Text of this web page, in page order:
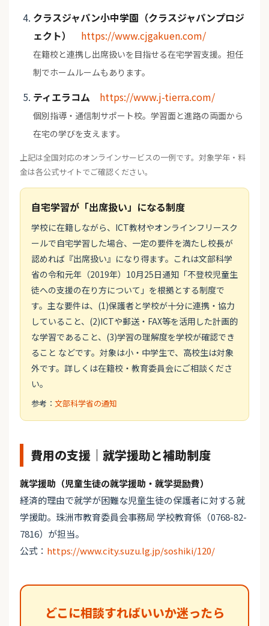
クラスジャパン小中学園（クラスジャパンプロジ
ェクト）
https://www.cjgakuen.com/
在籍校と連携し出席扱いを目指せる在宅学習支援。担任
制でホームルームもあります。
ティエラコム https://www.j-tierra.com/
個別指導・通信制サポート校。学習面と進路の両面から
在宅の学びを支えます。
上記は全国対応のオンラインサービスの一例です。対象学年・料
金は各公式サイトでご確認ください。
自宅学習が「出席扱い」になる制度
学校に在籍しながら、ICT教材やオンラインフリースク
ールで自宅学習した場合、一定の要件を満たし校長が
認めれば『出席扱い』になり得ます。これは文部科学
省の令和元年（2019年）10月25日通知「不登校児童生
徒への支援の在り方について」を根拠とする制度で
す。主な要件は、(1)保護者と学校が十分に連携・協力
していること、(2)ICTや郵送・FAX等を活用した計画的
な学習であること、(3)学習の理解度を学校が確認でき
ること などです。対象は小・中学生で、高校生は対象
外です。詳しくは在籍校・教育委員会にご相談くださ
い。
参考： 文部科学省の通知
費用の支援｜就学援助と補助制度
就学援助（児童生徒の就学援助・就学奨励費）
経済的理由で就学が困難な児童生徒の保護者に対する就
学援助。珠洲市教育委員会事務局 学校教育係（0768-82-
7816）が担当。
公式： https://www.city.suzu.lg.jp/soshiki/120/
どこに相談すればいいか迷ったら